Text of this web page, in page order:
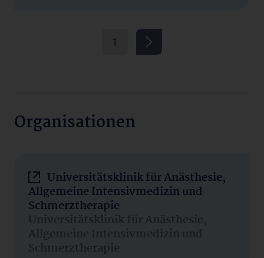
1
Organisationen
Universitätsklinik für Anästhesie,
Allgemeine Intensivmedizin und
Schmerztherapie
Universitätsklinik für Anästhesie,
Allgemeine Intensivmedizin und
Schmerztherapie